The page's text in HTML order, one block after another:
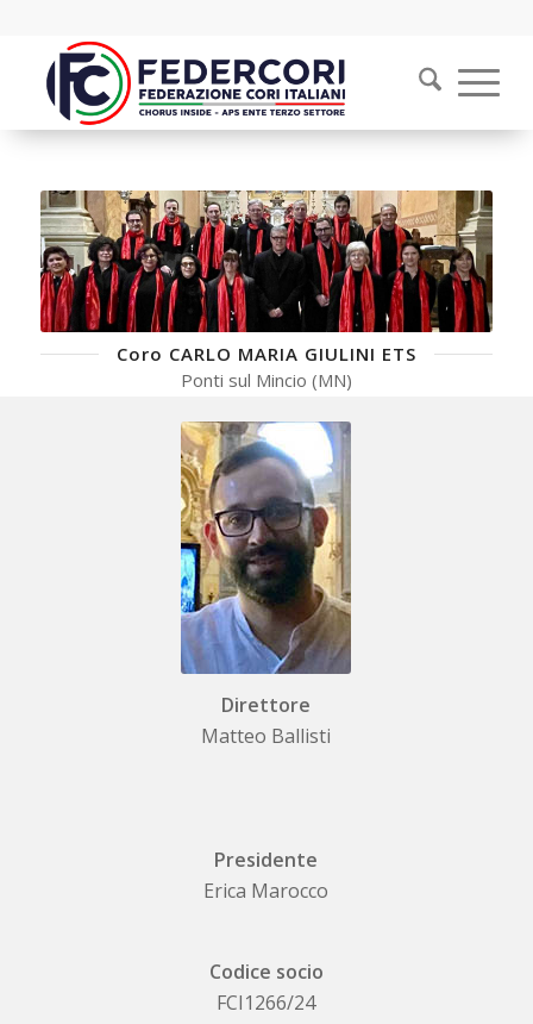
Coro CARLO MARIA GIULINI ETS
Ponti sul Mincio (MN)
Direttore
Matteo Ballisti
Presidente
Erica Marocco
Codice socio
FCI1266/24